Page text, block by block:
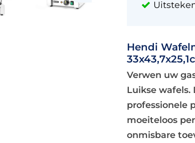
Hendi
Verwen uw
Luikse
professionele
moeiteloos
onmisbare